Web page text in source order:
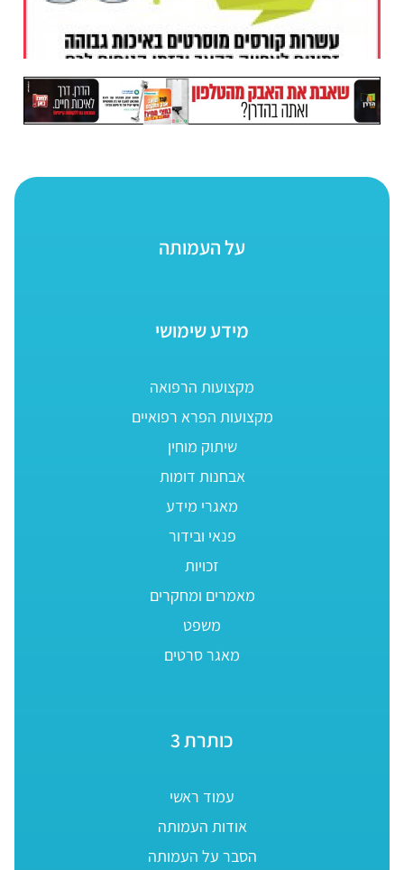
על העמותה
מידע שימושי
מקצועות הרפואה
מקצועות הפרא רפואיים
שיתוק מוחין
אבחנות דומות
מאגרי מידע
פנאי ובידור
זכויות
מאמרים ומחקרים
משפט
מאגר סרטים
כותרת 3
עמוד ראשי
אודות העמותה
הסבר על העמותה